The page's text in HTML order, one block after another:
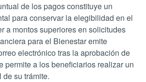
de los pagos constituye un
para conservar la elegibilidad en el
a montos superiores en solicitudes
para el Bienestar emite
electrónico tras la aprobación de
permite a los beneficiarios realizar un
su trámite.